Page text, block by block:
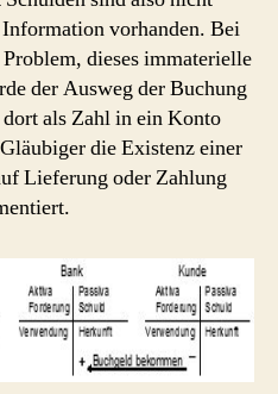
vorhanden. Bei
dieses immaterielle
der Ausweg der Buchung
als Zahl in ein Konto
die Existenz einer
Lieferung oder Zahlung